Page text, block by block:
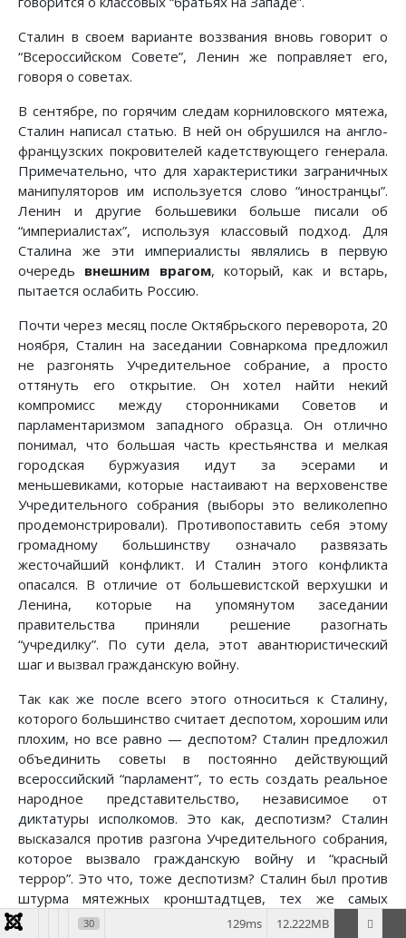
Сталин в своем варианте воззвания вновь говорит о
“Всероссийском Совете”, Ленин же поправляет его,
говоря о советах.
В сентябре, по горячим следам корниловского мятежа,
Сталин написал статью. В ней он обрушился на англо-
французских покровителей кадетствующего генерала.
Примечательно, что для характеристики заграничных
манипу­ляторов им используется слово “иностранцы”.
Ленин и другие большевики больше писали об
“империалистах”, используя классовый подход. Для
Сталина же эти империалисты являлись в первую
очередь внешним врагом, который, как и встарь,
пытается ослабить Россию.
Почти через месяц после Октябрьского переворота, 20
ноября, Сталин на заседании Совнаркома предложил
не разгонять Учредительное собрание, а просто
оттянуть его открытие. Он хотел найти некий
компромисс между сторонниками Советов и
парламентаризмом западного образца. Он отлично
понимал, что большая часть крестьянства и мелкая
городская буржуазия идут за эсерами и
меньшевиками, которые настаивают на верховенстве
Учредительного собрания (выборы это великолепно
продемонстрировали). Противопоставить себя этому
громадному большинству означало развязать
жесточайший конфликт. И Сталин этого конфликта
опасался. В отличие от большевистской верхушки и
Ленина, которые на упомянутом заседании
правительства приняли решение разогнать
“учредилку”. По сути дела, этот авантюристический
шаг и вызвал гражданскую войну.
Так как же после всего этого относиться к Сталину,
которого большинство считает деспотом, хорошим или
плохим, но все равно — деспотом? Сталин предложил
объединить советы в постоянно действующий
всероссийский “парламент”, то есть создать реальное
народное представительство, независимое от
диктатуры исполкомов. Это как, деспотизм? Сталин
высказался против разгона Учредительного собрания,
которое вызвало гражданскую войну и “красный
террор”. Это что, тоже деспотизм? Сталин был против
штурма мятежных кронштадтцев, тех же самых
рабочих и крестьян в матросской форме, возмущенных
30 12.222MB
129ms